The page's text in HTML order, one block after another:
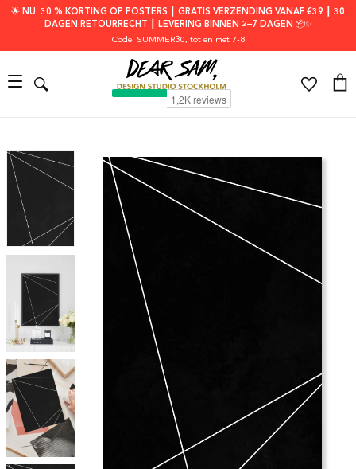
🌟 NU: 30 % KORTING OP POSTERS ┃ GRATIS VERZENDING VANAF €39 ┃ 30
DAGEN RETOURRECHT ┃ LEVERING BINNEN 2–7 DAGEN 📦✨
Code: SUMMER30, tot en met 7-8